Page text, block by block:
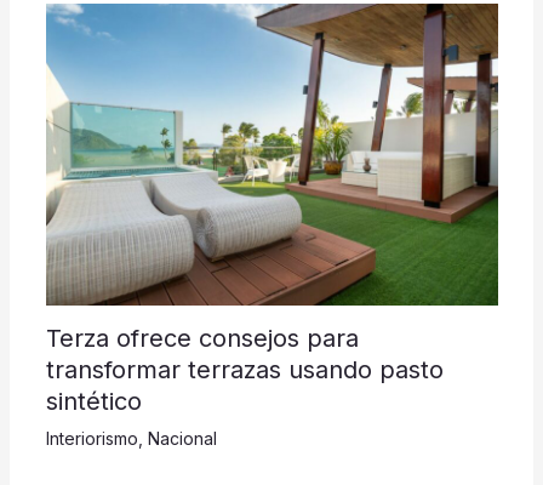
Terza ofrece consejos para
transformar terrazas usando pasto
sintético
Interiorismo Nacional